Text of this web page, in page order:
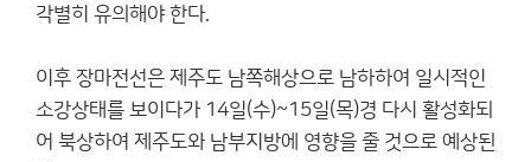
각별히 유의해야 한다.
이후 장마전선은 제주도 남쪽해상으로 남하하여 일시적인
소강상태를 보이다가 14일(수)~15일(목)경 다시 활성화되
어 북상하여 제주도와 남부지방에 영향을 줄 것으로 예상된